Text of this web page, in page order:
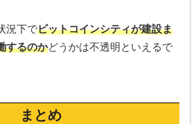
況下でビットコインシティが建設ま
するのかどうかは不透明といえるで
まとめ